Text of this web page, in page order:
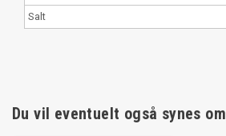
Salt
Du vil eventuelt også synes om